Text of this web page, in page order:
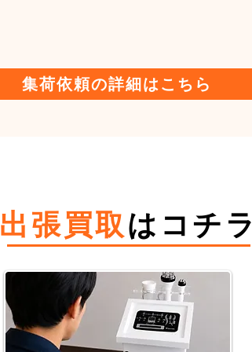
集荷依頼の詳細はこちら
​出張買取はコチラ